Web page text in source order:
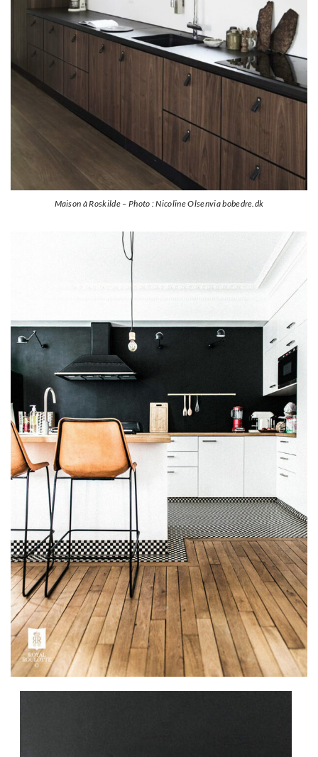
Maison à Roskilde – Photo : Nicoline Olsenvia bobedre.dk